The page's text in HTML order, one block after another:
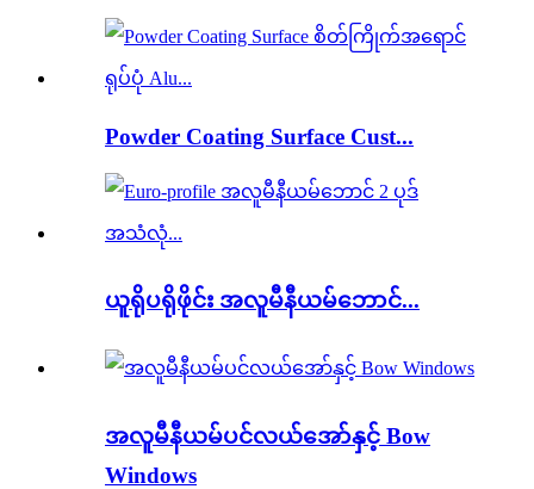
Powder Coating Surface Cust...
ယူရိုပရိုဖိုင်း အလူမီနီယမ်ဘောင်...
အလူမီနီယမ်ပင်လယ်အော်နှင့် Bow
Windows